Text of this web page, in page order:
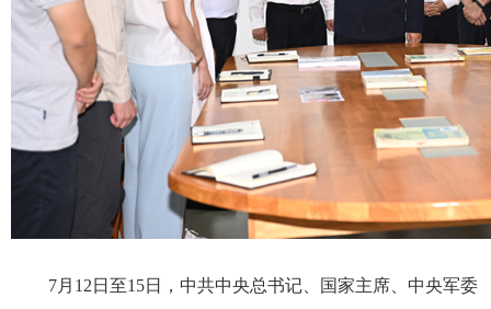
7月12日至15日，中共中央总书记、国家主席、中央军委